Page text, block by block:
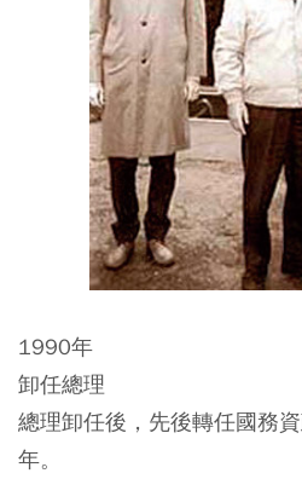
1990年
卸任總理
總理卸任後，先後轉任國務
年。